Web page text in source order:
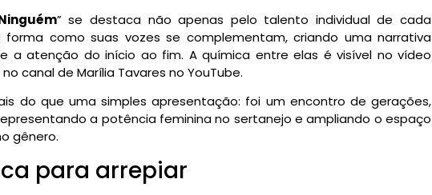
” se destaca não apenas pelo talento individual de cada
como suas vozes se complementam, criando uma narrativa
a atenção do início ao fim. A química entre elas é visível no vídeo
canal de Marília Tavares no YouTube.
do que uma simples apresentação: foi um encontro de gerações,
a potência feminina no sertanejo e ampliando o espaço
gênero.
para arrepiar